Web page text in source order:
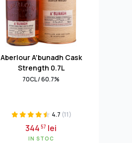
Aberlour A'bunadh Cask
Strength 0.7L
70CL / 60.7%
4.7 (11)
34457 lei
IN STOC